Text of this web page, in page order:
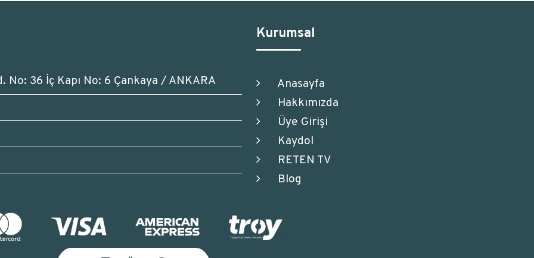
No: 36 İç Kapı No: 6 Çankaya / ANKARA
Kurumsal
Anasayfa
Hakkımızda
Üye Girişi
Kaydol
RETEN TV
Blog